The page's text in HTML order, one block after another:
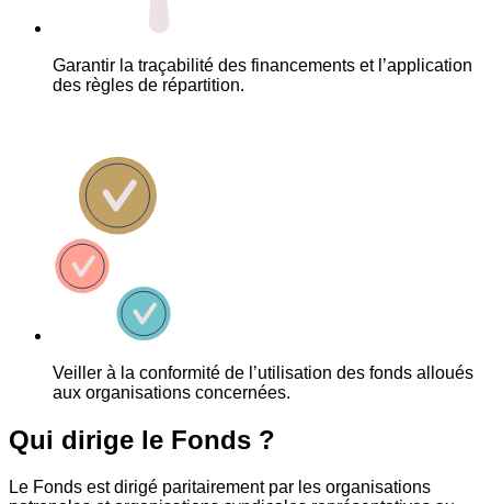
Garantir la traçabilité des financements et l’application
des règles de répartition.
Veiller à la conformité de l’utilisation des fonds alloués
aux organisations concernées.
Qui dirige le Fonds ?
Le Fonds est dirigé paritairement par les organisations